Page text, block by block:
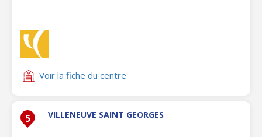
Voir la fiche du centre
5 VILLENEUVE SAINT GEORGES